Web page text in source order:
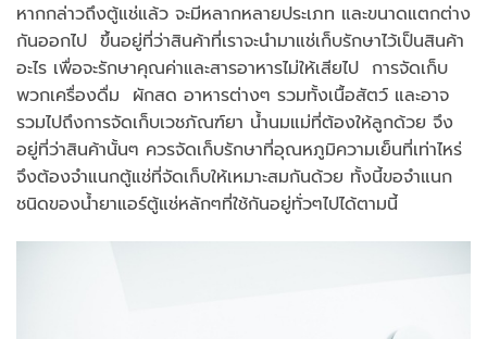
หากกล่าวถึงตู้แช่แล้ว จะมีหลากหลายประเภท และขนาดแตกต่าง
กันออกไป ขึ้นอยู่ที่ว่าสินค้าที่เราจะนำมาแช่เก็บรักษาไว้เป็นสินค้า
อะไร เพื่อจะรักษาคุณค่าและสารอาหารไม่ให้เสียไป การจัดเก็บ
พวกเครื่องดื่ม ผักสด อาหารต่างๆ รวมทั้งเนื้อสัตว์ และอาจ
รวมไปถึงการจัดเก็บเวชภัณฑ์ยา น้ำนมแม่ที่ต้องให้ลูกด้วย จึง
อยู่ที่ว่าสินค้านั้นๆ ควรจัดเก็บรักษาที่อุณหภูมิความเย็นที่เท่าไหร่
จึงต้องจำแนกตู้แช่ที่จัดเก็บให้เหมาะสมกันด้วย ทั้งนี้ขอจำแนก
ชนิดของน้ำยาแอร์ตู้แช่หลักๆที่ใช้กันอยู่ทั่วๆไปได้ตามนี้